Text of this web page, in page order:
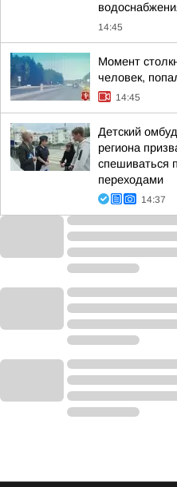
14:45
Момент
человек,
14:45
Детский
региона
спешиваться
переходами
14:37